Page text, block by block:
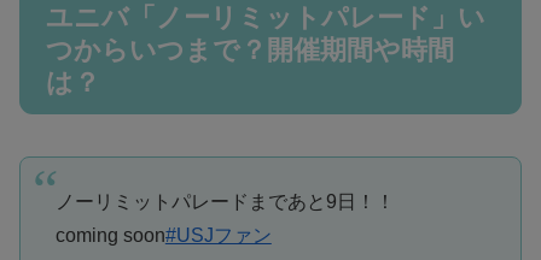
ユニバ「ノーリミットパレード」い
つからいつまで？開催期間や時間
は？
ノーリミットパレードまであと9日！！
coming soon#USJファン